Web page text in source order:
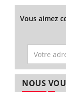
Vous aimez
NOUS